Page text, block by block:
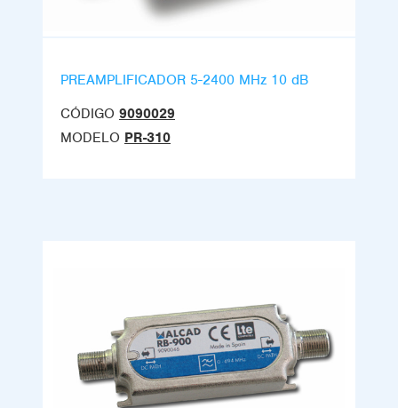
PREAMPLIFICADOR 5-2400 MHz 10 dB
CÓDIGO 9090029
MODELO PR-310